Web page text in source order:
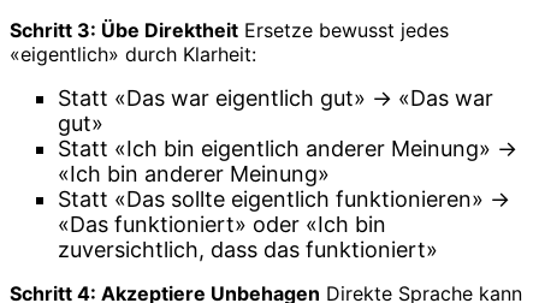
Schritt 3: Übe Direktheit Ersetze bewusst jedes
«eigentlich» durch Klarheit:
Statt «Das war eigentlich gut» → «Das war
gut»
Statt «Ich bin eigentlich anderer Meinung» →
«Ich bin anderer Meinung»
Statt «Das sollte eigentlich funktionieren» →
«Das funktioniert» oder «Ich bin
zuversichtlich, dass das funktioniert»
Schritt 4: Akzeptiere Unbehagen Direkte Sprache kann